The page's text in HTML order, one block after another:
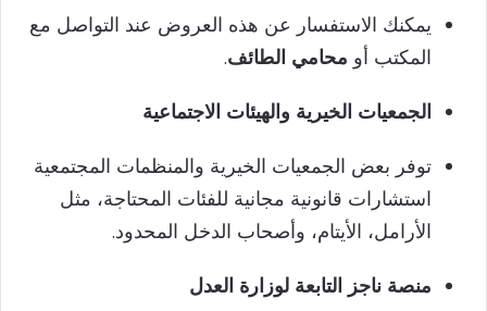
يمكنك الاستفسار عن هذه العروض عند التواصل مع
المكتب أو محامي الطائف.
الجمعيات الخيرية والهيئات الاجتماعية
توفر بعض الجمعيات الخيرية والمنظمات المجتمعية
استشارات قانونية مجانية للفئات المحتاجة، مثل
الأرامل، الأيتام، وأصحاب الدخل المحدود.
منصة ناجز التابعة لوزارة العدل